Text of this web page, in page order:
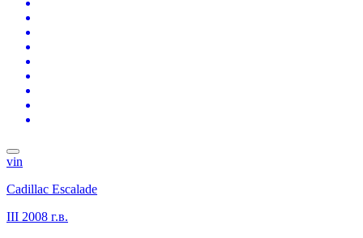
vin
Cadillac Escalade
III 2008 г.в.